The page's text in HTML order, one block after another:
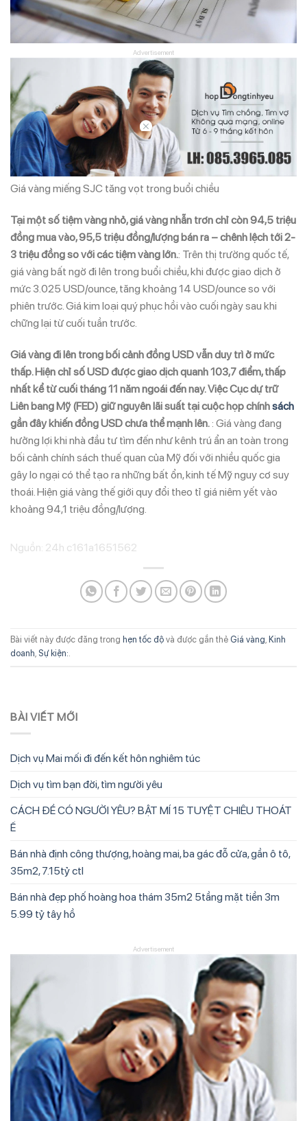
Advertisement
Giá vàng miếng SJC tăng vọt trong buổi chiều
Tại một số tiệm vàng nhỏ, giá vàng nhẫn trơn chỉ còn 94,5 triệu
đồng mua vào, 95,5 triệu đồng/lượng bán ra – chênh lệch tới 2-
3 triệu đồng so với các tiệm vàng lớn.: Trên thị trường quốc tế,
giá vàng bất ngờ đi lên trong buổi chiều, khi được giao dịch ở
mức 3.025 USD/ounce, tăng khoảng 14 USD/ounce so với
phiên trước. Giá kim loại quý phục hồi vào cuối ngày sau khi
chững lại từ cuối tuần trước.
Giá vàng đi lên trong bối cảnh đồng USD vẫn duy trì ở mức
thấp. Hiện chỉ số USD được giao dịch quanh 103,7 điểm, thấp
nhất kể từ cuối tháng 11 năm ngoái đến nay. Việc Cục dự trữ
Liên bang Mỹ (FED) giữ nguyên lãi suất tại cuộc họp chínhsách
gần đây khiến đồng USD chưa thể mạnh lên. : Giá vàng đang
hưởng lợi khi nhà đầu tư tìm đến như kênh trú ẩn an toàn trong
bối cảnh chính sách thuế quan của Mỹ đối với nhiều quốc gia
gây lo ngại có thể tạo ra những bất ổn, kinh tế Mỹ nguy cơ suy
thoái. Hiện giá vàng thế giới quy đổi theo tỉ giá niêm yết vào
khoảng 94,1 triệu đồng/lượng.
Nguồn: 24h c161a1651562
Bài viết này được đăng trong hẹn tốc độ và được gắn thẻ Giá vàng, Kinh
doanh, Sự kiện:.
BÀI VIẾT MỚI
Dịch vụ Mai mối đi đến kết hôn nghiêm túc
Dịch vụ tìm bạn đời, tìm người yêu
CÁCH ĐỂ CÓ NGƯỜI YÊU? BẬT MÍ 15 TUYỆT CHIÊU THOÁT
Ế
Bán nhà định công thượng, hoàng mai, ba gác đỗ cửa, gần ô tô,
35m2, 7.15tỷ ctl
Bán nhà đẹp phố hoàng hoa thám 35m2 5tầng mặt tiền 3m
5.99 tỷ tây hồ
Advertisement